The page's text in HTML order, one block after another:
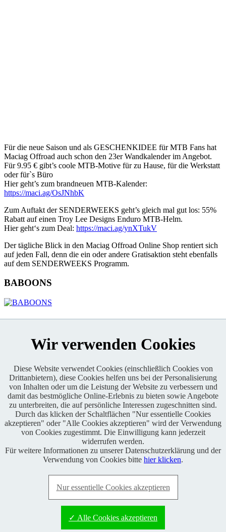
Für die neue Saison und als GESCHENKIDEE für MTB Fans hat
Maciag Offroad auch schon den 23er Wandkalender im Angebot.
Für 9.95 € gibt’s coole MTB-Motive für zu Hause, für die Werkstatt
oder für`s Büro
Hier geht’s zum brandneuen MTB-Kalender:
https://maci.ag/OsJNhbK
Zum Auftakt der SENDERWEEKS geht’s gleich mal gut los: 55%
Rabatt auf einen Troy Lee Designs Enduro MTB-Helm.
Hier geht‘s zum Deal: https://maci.ag/ynXTukV
Der tägliche Blick in den Maciag Offroad Online Shop rentiert sich
auf jeden Fall, denn die ein oder andere Gratisaktion steht ebenfalls
auf dem SENDERWEEKS Programm.
BABOONS
KONTAKT
Enduro One Series Partner
Copyright © 2021 BABOONS GmbH. Alle Rechte vorbehalten.
Keine Haftung und kein Anspruch auf Vollständigkeit sowie
Richtigkeit von Inhalten, Berichten und Kommentaren.
Impressum|Datenschutz|RSS-Feed|Presse|
|Admin
Wir verwenden Cookies
Diese Website verwendet Cookies (einschließlich Cookies von
Drittanbietern), diese Cookies helfen uns bei der Personalisierung
von Inhalten oder um die Leistung der Website zu verbessern und
damit das bestmögliche Online-Erlebnis zu bieten sowie Angebote
zu unterbreiten, die auf persönliche Interessen zugeschnitten sind.
Durch das klicken der Schaltflächen "Nur essentielle Cookies
akzeptieren" oder "Alle Cookies akzeptieren" wird der Verwendung
von Cookies zugestimmt. Die Einwilligung kann jederzeit
widerrufen werden.
Für weitere Informationen zu unserer Datenschutzerklärung und der
Verwendung von Cookies bitte hier klicken.
Nur essentielle Cookies akzeptieren
✓ Alle Cookies akzeptieren